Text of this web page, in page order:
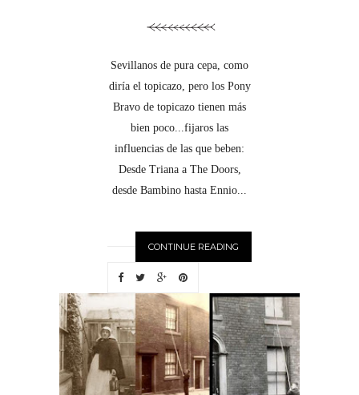
Sevillanos de pura cepa, como
diría el topicazo, pero los Pony
Bravo de topicazo tienen más
bien poco...fijaros las
influencias de las que beben:
Desde Triana a The Doors,
desde Bambino hasta Ennio...
CONTINUE READING